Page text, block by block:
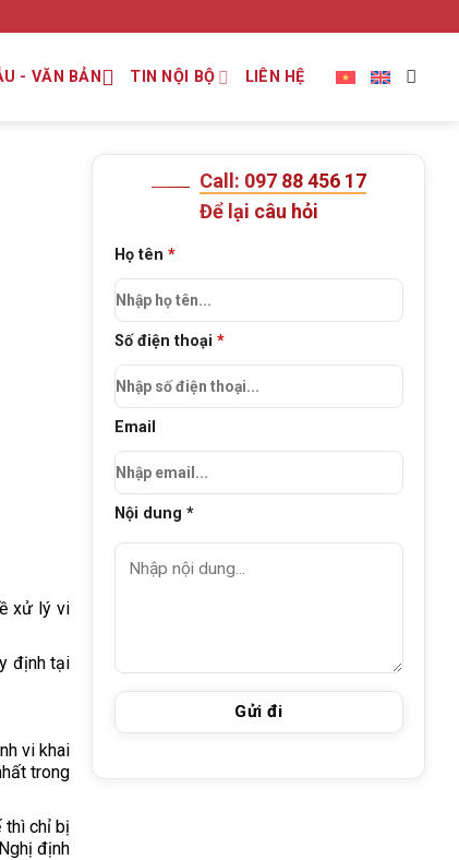
- VĂN BẢN TIN NỘI BỘ LIÊN HỆ
xử lý vi
định tại
vi khai
trong
thì chỉ bị
định
Call: 097 88 456 17
Để lại câu hỏi
Họ tên*
Số điện thoại*
Email
Nội dung *